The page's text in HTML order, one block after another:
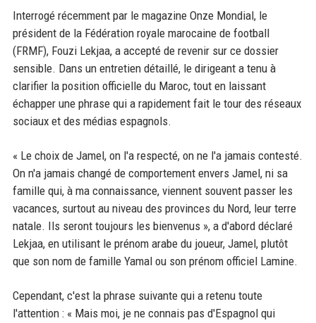
Interrogé récemment par le magazine Onze Mondial, le
président de la Fédération royale marocaine de football
(FRMF), Fouzi Lekjaa, a accepté de revenir sur ce dossier
sensible. Dans un entretien détaillé, le dirigeant a tenu à
clarifier la position officielle du Maroc, tout en laissant
échapper une phrase qui a rapidement fait le tour des réseaux
sociaux et des médias espagnols.
« Le choix de Jamel, on l'a respecté, on ne l'a jamais contesté.
On n'a jamais changé de comportement envers Jamel, ni sa
famille qui, à ma connaissance, viennent souvent passer les
vacances, surtout au niveau des provinces du Nord, leur terre
natale. Ils seront toujours les bienvenus », a d'abord déclaré
Lekjaa, en utilisant le prénom arabe du joueur, Jamel, plutôt
que son nom de famille Yamal ou son prénom officiel Lamine.
Cependant, c'est la phrase suivante qui a retenu toute
l'attention : « Mais moi, je ne connais pas d'Espagnol qui